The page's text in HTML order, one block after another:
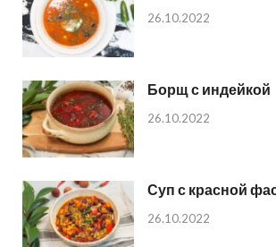
26.10.2022
Борщ с индейкой
26.10.2022
Суп с красной
26.10.2022